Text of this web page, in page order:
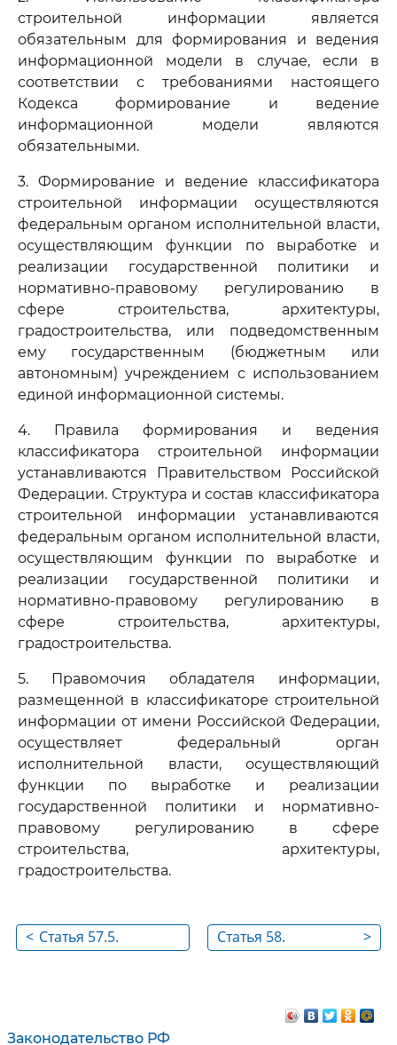
Законодательство РФ
строительной информации является
обязательным для формирования и ведения
информационной модели в случае, если в
соответствии с требованиями настоящего
Кодекса формирование и ведение
информационной модели являются
обязательными.
3. Формирование и ведение классификатора
строительной информации осуществляются
федеральным органом исполнительной власти,
осуществляющим функции по выработке и
реализации государственной политики и
нормативно-правовому регулированию в
сфере строительства, архитектуры,
градостроительства, или подведомственным
ему государственным (бюджетным или
автономным) учреждением с использованием
единой информационной системы.
4. Правила формирования и ведения
классификатора строительной информации
устанавливаются Правительством Российской
Федерации. Структура и состав классификатора
строительной информации устанавливаются
федеральным органом исполнительной власти,
осуществляющим функции по выработке и
реализации государственной политики и
нормативно-правовому регулированию в
сфере строительства, архитектуры,
градостроительства.
5. Правомочия обладателя информации,
размещенной в классификаторе строительной
информации от имени Российской Федерации,
осуществляет федеральный орган
исполнительной власти, осуществляющий
функции по выработке и реализации
государственной политики и нормативно-
правовому регулированию в сфере
строительства, архитектуры,
градостроительства.
< Статья 57.5.
>
Статья 58.
законодательства о
градостроительной